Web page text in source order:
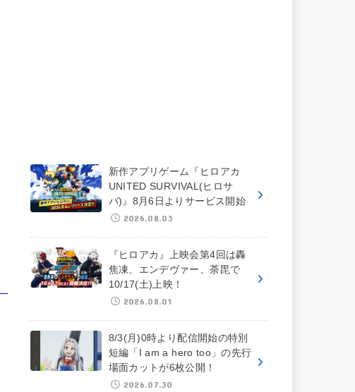
新作アプリゲーム『ヒロアカ
UNITED SURVIVAL(ヒロサ
バ)』8月6日よりサービス開始
2026.08.03
『ヒロアカ』上映会第4回は轟
焦凍、エンデヴァー、荼毘で
10/17(土)上映！
2026.08.01
8/3(月)0時より配信開始の特別
短編「I am a hero too」の先行
場面カットが6枚公開！
2026.07.30